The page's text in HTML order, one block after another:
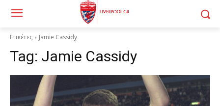
Ετικέτες Jamie Cassidy
Tag: Jamie Cassidy